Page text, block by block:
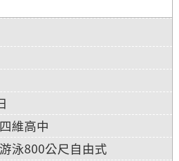
維高中
泳800公尺自由式